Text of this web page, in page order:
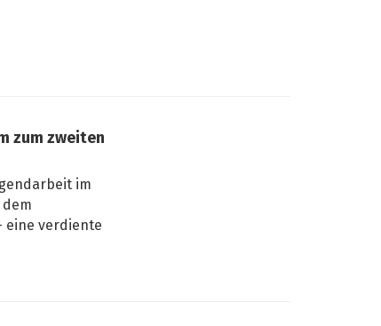
zum zweiten
im
eine verdiente